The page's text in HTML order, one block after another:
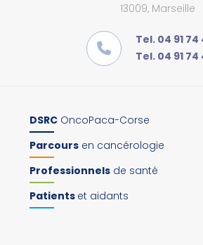
13009, Marseille
Tel. 04 91 74
Tel. 04 91 74
DSRC OncoPaca-Corse
Parcours en cancérologie
Professionnels de santé
Patients et aidants